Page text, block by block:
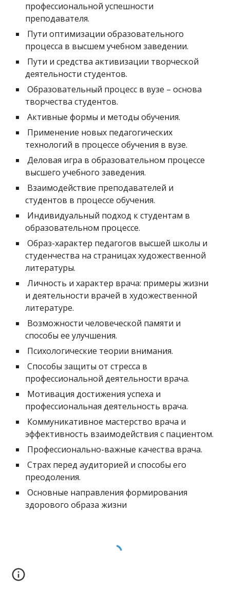
профессиональной успешности
преподавателя.
процесса в высшем учебном заведении.
деятельности студентов.
Образовательный процесс в вузе – основа
творчества студентов.
Активные формы и методы обучения.
технологий в процессе обучения в вузе.
Деловая игра в образовательном процессе
высшего учебного заведения.
студентов в процессе обучения.
образовательном процессе.
Образ-характер педагогов высшей школы и
студенчества на страницах художественной
литературы.
Личность и характер врача: примеры жизни
и деятельности врачей в художественной
литературе.
способы ее улучшения.
Психологические теории внимания.
Способы защиты от стресса в
профессиональной деятельности врача.
профессиональная деятельность врача.
Профессионально-важные качества врача.
Страх перед аудиторией и способы его
преодоления.
Основные направления формирования
здорового образа жизни